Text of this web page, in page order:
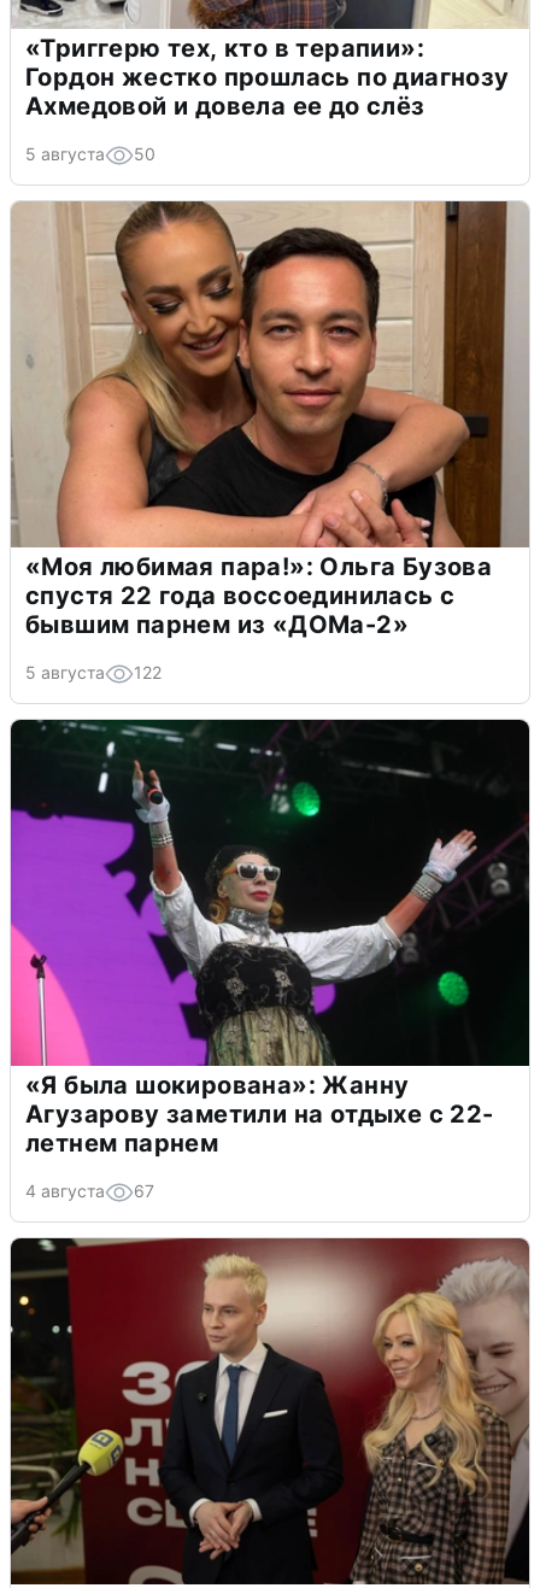
«Триггерю тех, кто в терапии»:
Гордон жестко прошлась по диагнозу
Ахмедовой и довела ее до слёз
5 августа 50
«Моя любимая пара!»: Ольга Бузова
спустя 22 года воссоединилась с
бывшим парнем из «ДОМа-2»
5 августа 122
«Я была шокирована»: Жанну
Агузарову заметили на отдыхе с 22-
летнем парнем
4 августа 67